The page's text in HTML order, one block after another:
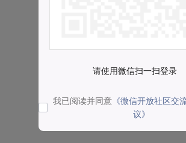
请使用微信扫一扫登录
我已阅读并同意 《微信开放社区交
议》